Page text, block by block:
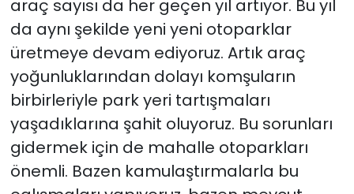
araç sayısı da her geçen yıl artıyor. Bu yıl
da aynı şekilde yeni yeni otoparklar
üretmeye devam ediyoruz. Artık araç
yoğunluklarından dolayı komşuların
birbirleriyle park yeri tartışmaları
yaşadıklarına şahit oluyoruz. Bu sorunları
gidermek için de mahalle otoparkları
önemli. Bazen kamulaştırmalarla bu